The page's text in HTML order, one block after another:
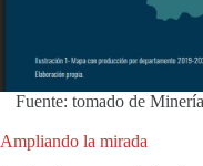
Fuente: tomado de
Ampliando la mirada